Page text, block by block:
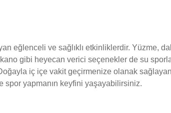
eğlenceli ve sağlıklı etkinliklerdir. Yüzme,
gibi heyecan verici seçenekler de su
iç içe vakit geçirmenize olanak
spor yapmanın keyfini yaşayabilirsiniz.